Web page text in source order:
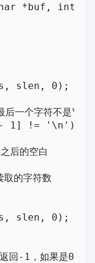
*buf, int
slen, 0);
一个字符不是\n
1] != '\n')) {
后的空白
的字符数
slen, 0);
回-1，如果是0就